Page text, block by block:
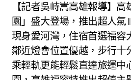
【記者吳峙嵩高雄報導】高雄燈會「冬日遊樂
園」盛大登場，推出超人氣
現身愛河灣，住宿首選福容
鄰近燈會位置優越，步行十
乘輕軌更能輕鬆直達旅運中